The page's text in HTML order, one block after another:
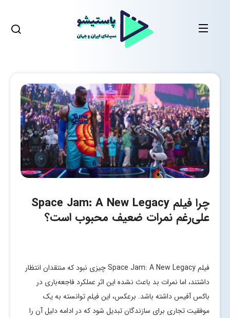
چرا فیلم Space Jam: A New Legacy
علی‌رغم نمرات ضعیف محبوب است؟
فیلم Space Jam: A New Legacy چیزی نبود که منتقدان انتظار
داشتند، اما نمرات بد باعث نشده این اثر عملکرد فاجعه‌باری در
باکس آفیس داشته باشد. برعکس، این فیلم توانسته به یک
موفقیت تجاری برای سازندگان تبدیل شود که در ادامه دلیل آن را